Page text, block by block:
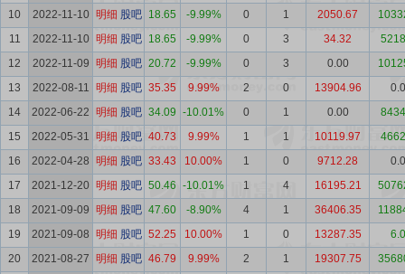
10
2022-11-10 明细 股吧 18.65 -9.99% 0 1 2050.67
11
2022-11-10 明细 股吧 18.65 -9.99% 0 3 34.32
12
2022-11-09 明细 股吧 20.72 -9.99% 0 3 0.00
13
2022-08-11 明细 股吧 35.35 9.99% 2 0 13904.96
14
2022-06-22 明细 股吧 34.09 -10.01% 0 1 0.00
15
2022-05-31 明细 股吧 40.73 9.99% 1 1 10119.97
16
2022-04-28 明细 股吧 33.43 10.00% 1 0 9712.28
17
2021-12-20 明细 股吧 50.46 -10.01% 1 4 16195.21
18
2021-09-09 明细 股吧 47.60 -8.90% 4 1 36406.35
19
2021-09-08 明细 股吧 52.25 10.00% 1 0 13287.35
20
2021-08-27 明细 股吧 46.79 9.99% 2 1 19307.75